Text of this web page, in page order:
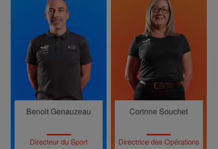
Benoit Genauzeau
Directeur du Sport
Corinne Souchet
Directrice des Opérations